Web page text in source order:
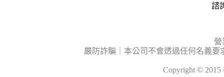
諮
營
嚴防詐騙｜本公司不會透過任何名義
Copyright ©